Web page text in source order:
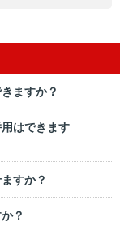
ますか？
はできます
すか？
？